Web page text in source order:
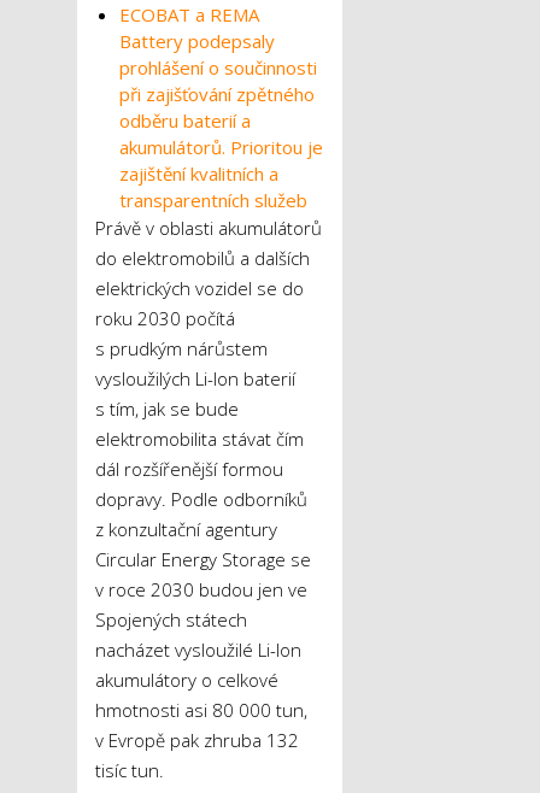
ECOBAT a REMA
Battery podepsaly
prohlášení o součinnosti
při zajišťování zpětného
odběru baterií a
akumulátorů. Prioritou je
zajištění kvalitních a
transparentních služeb
Právě v oblasti akumulátorů
do elektromobilů a dalších
elektrických vozidel se do
roku 2030 počítá
s prudkým nárůstem
vysloužilých Li-Ion baterií
s tím, jak se bude
elektromobilita stávat čím
dál rozšířenější formou
dopravy. Podle odborníků
z konzultační agentury
Circular Energy Storage se
v roce 2030 budou jen ve
Spojených státech
nacházet vysloužilé Li-Ion
akumulátory o celkové
hmotnosti asi 80 000 tun,
v Evropě pak zhruba 132
tisíc tun.